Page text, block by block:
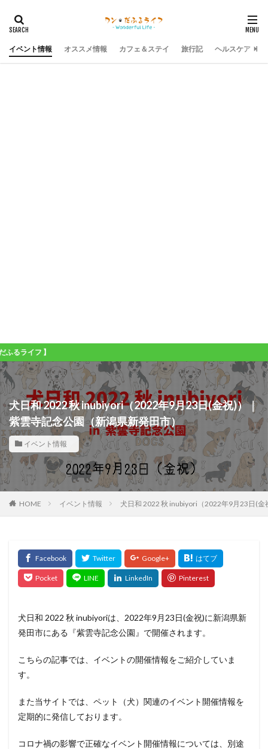
イベント情報 オススメ情報 カフェ＆ステイ 旅行記 ヘルスケア
】
犬日和 2022 秋 inubiyori（2022年9月23日(金祝)）｜
紫雲寺記念公園（新潟県新発田市）
イベント情報
HOME イベント情報 犬日和 2022 秋 inubiyori（2022年9月23日(
犬日和 2022 秋 inubiyoriは、2022年9月23日(金祝)に新潟県新
発田市にある『紫雲寺記念公園』で開催されます。
こちらの記事では、イベントの開催情報をご紹介していま
す。
また当サイトでは、ペット（犬）関連のイベント開催情報を
定期的に発信しております。
コロナ禍の影響で正確なイベント開催情報については、別途